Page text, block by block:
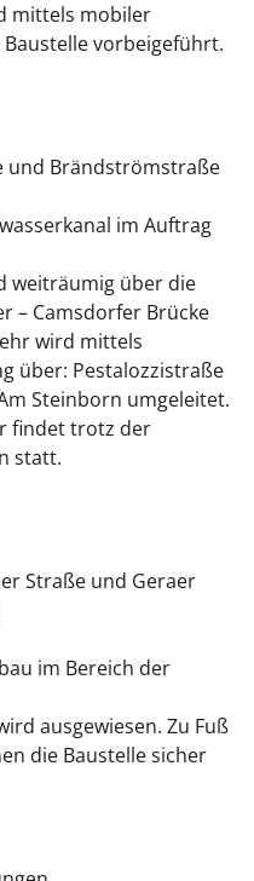
mittels mobiler
vorbeigeführt.
und Brändströmstraße
im Auftrag
weiträumig über die
– Camsdorfer Brücke
wird mittels
über: Pestalozzistraße
Steinborn umgeleitet.
findet trotz der
statt.
Straße und Geraer
im Bereich der
ausgewiesen. Zu Fuß
die Baustelle sicher